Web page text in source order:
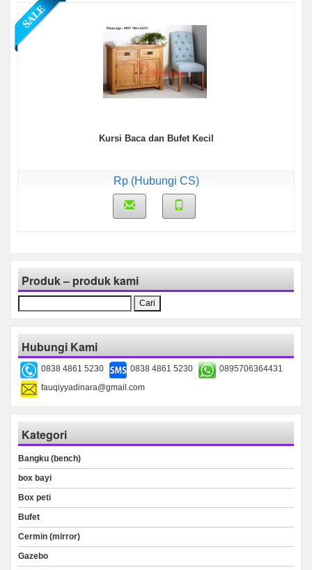
Kursi Baca dan Bufet Kecil
Rp (Hubungi CS)
Produk – produk kami
untuk:
Hubungi Kami
0838 4861 5230 0838 4861 5230
0895706364431
fauqiyyadinara@gmail.com
Kategori
Bangku (bench)
box bayi
Box peti
Bufet
Cermin (mirror)
Gazebo